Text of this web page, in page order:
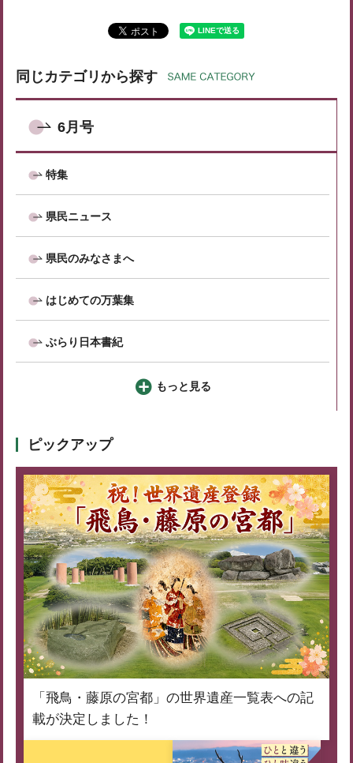
同じカテゴリから探す
6月号
特集
県民ニュース
県民のみなさまへ
はじめての万葉集
ぶらり日本書紀
もっと見る
ピックアップ
「飛鳥・藤原の宮都」の世界遺産一覧表への記
載が決定しました！